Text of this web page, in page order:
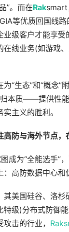
”。而在Raksmart
等优质回国线
业级客户才能享受
在线业务(如游戏
“生态”和“概念”
本质——提供性
主义的胜利。
高防与海外节点，
成为“全能选手”
高防数据中心和
其美国硅谷、洛杉
级)分布式防御能
击的行业，